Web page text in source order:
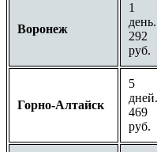
Воронеж
1
292
руб.
Горно-Алтайск
5
469
руб.